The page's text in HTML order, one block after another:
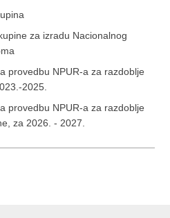
za izradu Nacionalnog
provedbu NPUR-a za razdoblje
2025.
provedbu NPUR-a za razdoblje
za 2026. - 2027.